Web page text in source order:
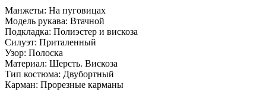
Манжеты: На пуговицах
Модель рукава: Втачной
Подкладка: Полиэстер и вискоза
Силуэт: Приталенный
Узор: Полоска
Материал: Шерсть. Вискоза
Тип костюма: Двубортный
Карман: Прорезные карманы